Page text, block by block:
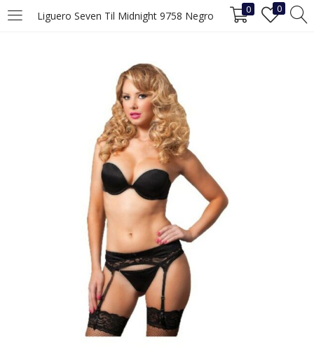
Liguero Seven Til Midnight 9758 Negro 0 0
INICIAR SESIÓN REGISTRO
Ingrese su nombre de usuario y contraseña para iniciar sesión.
Iniciar Sesión
¿Ha perdido la contraseña?